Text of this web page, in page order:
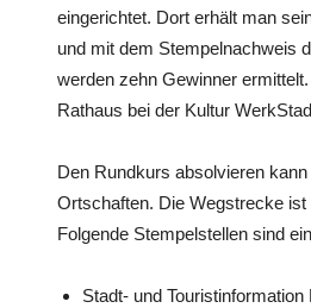
eingerichtet. Dort erhält man
und mit dem Stempelnachweis
werden zehn Gewinner
Rathaus bei der Kultur
Den Rundkurs absolvieren
Ortschaften. Die Wegstrecke
Folgende Stempelstellen sind
Stadt- und